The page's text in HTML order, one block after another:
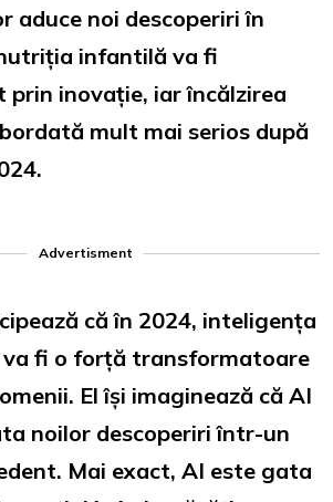
aduce noi descoperiri în
infantilă va fi
inovație, iar încălzirea
mult mai serios după
Advertisment
că în 2024, inteligența
fi o forță transformatoare
El își imaginează că AI
noilor descoperiri într-un
Mai exact, AI este gata